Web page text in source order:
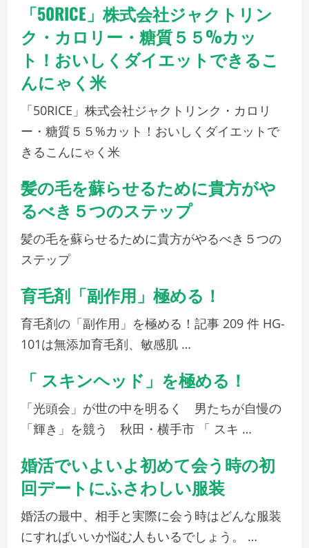
「50RICE」株式会社ジャクトリン
ク・カロリー・糖質５５%カッ
ト！おいしくダイエットできるこ
んにゃく米
「50RICE」株式会社ジャクトリンク・カロリ
ー・糖質５５%カット！おいしくダイエットで
きるこんにゃく米
髪の毛を蘇らせるために貴方がや
るべき５つのステップ
髪の毛を蘇らせるために貴方がやるべき５つの
ステップ
育毛剤「副作用」極める！
育毛剤の「副作用」を極める！記事 209 件 HG-
101は無添加育毛剤、敏感肌 …
「 スキンヘッド」を極める！
「光頭会」が世の中を明るく 男たちが自慢の
「輝き」を競う 秋田・横手市 「 スキ …
婚活でいよいよ初めて会う時の初
回デートにふさわしい服装
婚活の最中、相手と実際に会う時はどんな服装
にすればいいか悩む人もいるでしょう。 …